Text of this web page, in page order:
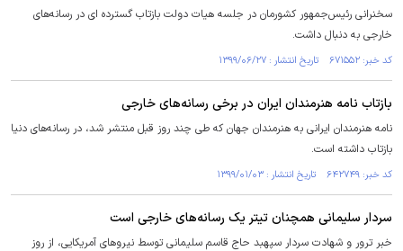
سخنرانی رئیس‌جمهور کشورمان در جلسه هیات دولت بازتاب گسترده ای در رسانه‌های
خارجی به دنبال داشت.
کد خبر: ۶۷۱۵۵۲ تاریخ انتشار : ۱۳۹۹/۰۶/۲۷
بازتاب نامه هنرمندان ایران در برخی رسانه‌های خارجی
نامه هنرمندان ایرانی به هنرمندان جهان که طی چند روز قبل منتشر شد، در رسانه‌های دنیا
بازتاب داشته است.
کد خبر: ۶۴۲۷۴۹ تاریخ انتشار : ۱۳۹۹/۰۱/۰۳
سردار سلیمانی همچنان تیتر یک رسانه‌های خارجی است
خبر ترور و شهادت سردار سپهبد حاج قاسم سلیمانی توسط نیروهای آمریکایی، از روز